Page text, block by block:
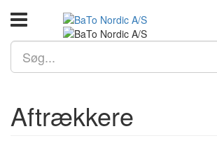
Aftrækkere